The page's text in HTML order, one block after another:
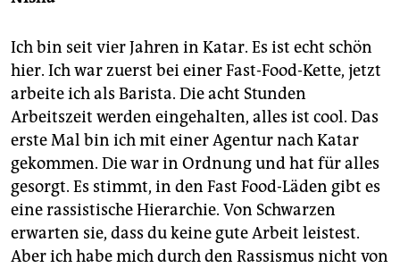
Ich bin seit vier Jahren in Katar. Es ist echt schön
hier. Ich war zuerst bei einer Fast-Food-Kette, jetzt
arbeite ich als Barista. Die acht Stunden
Arbeitszeit werden eingehalten, alles ist cool. Das
erste Mal bin ich mit einer Agentur nach Katar
gekommen. Die war in Ordnung und hat für alles
gesorgt. Es stimmt, in den Fast Food-Läden gibt es
eine rassistische Hierarchie. Von Schwarzen
erwarten sie, dass du keine gute Arbeit leistest.
Aber ich habe mich durch den Rassismus nicht von